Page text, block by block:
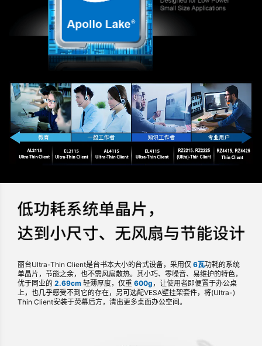
丽台Ultra-Thin Client是台书本大小的台式设备，采用仅 6瓦功耗的系统
单晶片，节能之余，也不需风扇散热。其小巧、零噪音、易维护的特色，
优于同业的 2.69cm 轻薄厚度，仅重 600g ，让使用者即便置于办公桌
上，也几乎感受不到它的存在，另可选配VESA壁挂架套件，将(Ultra-)
Thin Client安装于荧幕后方，清出更多桌面办公空间。